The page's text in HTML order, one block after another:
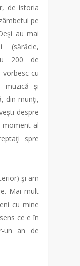
de istoria
pe
au mai
(sărăcie,
200 de
cu
muzică şi
din munţi,
despre
moment al
spre
şi am
Mai mult
cu mine
ce e în
un an de